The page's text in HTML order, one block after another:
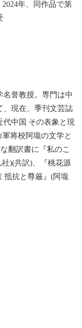
年、同作品で第
名誉教授。専門は中
、現在、季刊文芸誌
代中国 その表象と現
将校阿壠の文学と
翻訳書に『私のこ
)(共訳)、『桃花源
抵抗と尊厳』(阿壠